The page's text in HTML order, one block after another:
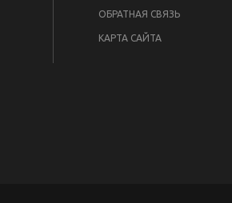
ОБРАТНАЯ СВЯЗЬ
КАРТА САЙТА